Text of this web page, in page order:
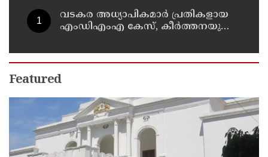
വടകര അധ്യാപികമാർ പ്രതികളായ
എംഡിഎംഎ കേസ്, കീർത്തനയുടെ
Featured